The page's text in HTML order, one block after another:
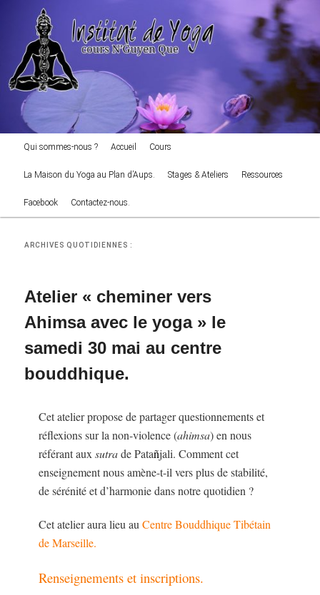
principal
secondaire
Institut de Yoga
cours NGuyen Que
Qui sommes-nous ? Accueil Cours
La Maison du Yoga au Plan d’Aups. Stages & Ateliers Ressources
Facebook Contactez-nous.
ARCHIVES QUOTIDIENNES :
Atelier « cheminer vers
Ahimsa avec le yoga » le
samedi 30 mai au centre
bouddhique.
Cet atelier propose de partager questionnements et
réflexions sur la non-violence (ahimsa) en nous
référant auxsutrade Patañjali. Comment cet
enseignement nous amène-t-il vers plus de stabilité,
de sérénité et d’harmonie dans notre quotidien ?
Cet atelier aura lieu auCentre Bouddhique Tibétain
de Marseille.
Renseignements et inscriptions.